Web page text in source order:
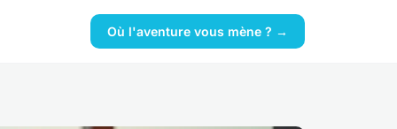
Où l'aventure vous mène ? →